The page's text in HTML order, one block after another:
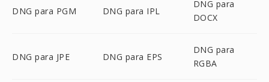
DNG para PGM DNG para IPL
DNG para
DOCX
DNG para JPE DNG para EPS
DNG para
RGBA